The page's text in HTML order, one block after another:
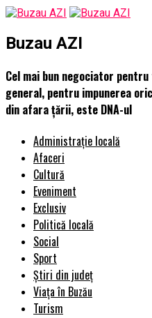
Buzau AZI
Cel mai bun negociator
general, pentru impunerea
din afara țării, este DNA-ul
Administrație locală
Afaceri
Cultură
Eveniment
Exclusiv
Politică locală
Social
Sport
Știri din județ
Viața în Buzău
Turism